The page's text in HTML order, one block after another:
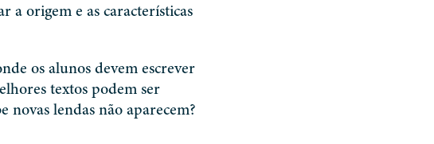
a origem e as características
os alunos devem escrever
textos podem ser
novas lendas não aparecem?